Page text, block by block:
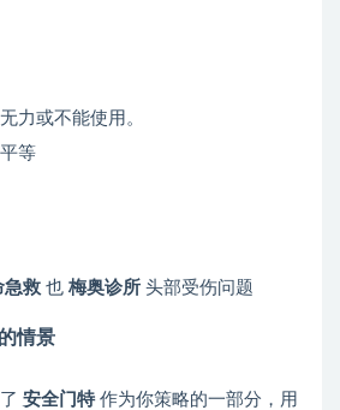
力或不能使用。
等
急救 也 梅奥诊所 头部受伤问题
情景
安全门特作为你策略的一部分，用